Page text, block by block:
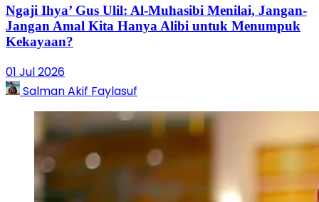
Ngaji Ihya’ Gus Ulil: Al-Muhasibi Menilai, Jangan-
Jangan Amal Kita Hanya Alibi untuk Menumpuk
Kekayaan?
01 Jul 2026
Salman Akif Faylasuf